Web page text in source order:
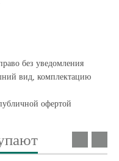
без уведомления
вид, комплектацию
офертой